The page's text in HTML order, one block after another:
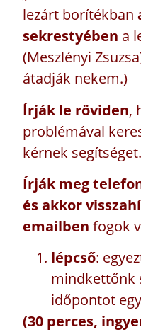
lezárt borítékban
sekrestyében a
(Meszlényi
átadják nekem.)
Írják le röviden,
problémával
kérnek segítséget.
Írják meg
és akkor
emailben fogok
lépcső:
mindkettőnk
időpontot egy
(30 perces,